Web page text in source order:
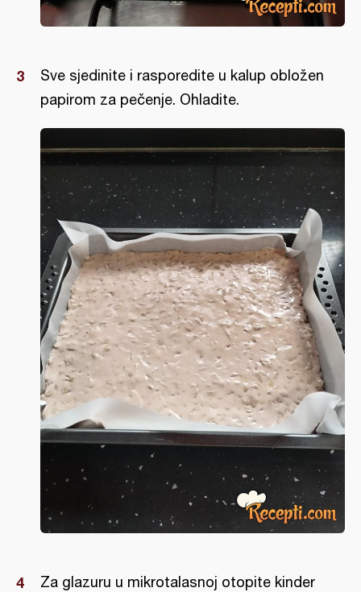
Sve sjedinite i rasporedite u kalup obložen
papirom za pečenje. Ohladite.
Za glazuru u mikrotalasnoj otopite kinder